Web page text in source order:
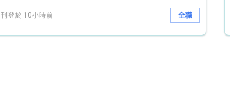
刊登於 10小時前 全職